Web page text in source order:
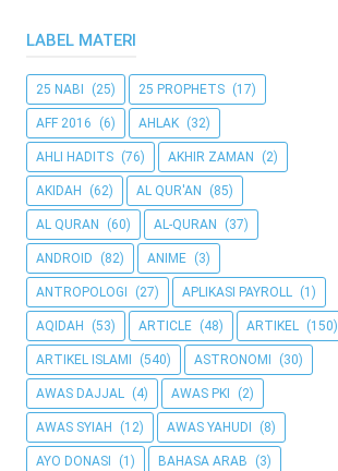
LABEL MATERI
25 NABI (25) 25 PROPHETS (17)
AFF 2016 (6) AHLAK (32)
AHLI HADITS (76) AKHIR ZAMAN (2)
AKIDAH (62) AL QUR'AN (85)
AL QURAN (60) AL-QURAN (37)
ANDROID (82) ANIME (3)
ANTROPOLOGI (27) APLIKASI PAYROLL (1)
AQIDAH (53) ARTICLE (48) ARTIKEL (150)
ARTIKEL ISLAMI (540) ASTRONOMI (30)
AWAS DAJJAL (4) AWAS PKI (2)
AWAS SYIAH (12) AWAS YAHUDI (8)
AYO DONASI (1) BAHASA ARAB (3)